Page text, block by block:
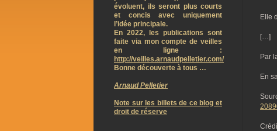
Elle
[…]
Par
En
évoluent, ils seront plus courts
et concis avec uniquement
l’idée principale.
En 2022, les publications sont
faite via mon compte de veilles
en ligne :
http://veilles.arnaudpelletier.com/
Bonne découverte à tous …
Arnaud Pelletier
Note sur les billets de ce blog et
droit de réserve